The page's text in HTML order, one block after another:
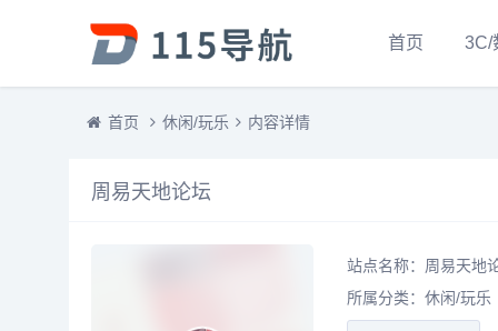
首页 3C/
首页 休闲/玩乐 内容详情
周易天地论坛
站点名称：周易天地
所属分类： 休闲/玩乐